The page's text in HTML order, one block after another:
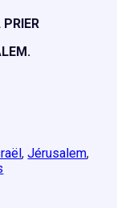
, Jérusalem